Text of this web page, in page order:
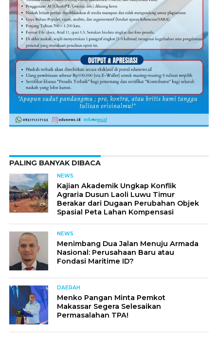
PALING BANYAK DIBACA
NEWS
Kajian Akademik Ungkap Konflik
Agraria Dusun Laoli Luwu Timur
Berakar dari Dugaan Perubahan Objek
Spasial Peta Lahan Kompensasi
NEWS
Menimbang Dua Jalan Menuju Armada
Nasional: Perusahaan Baru atau
Fondasi Maritime ID?
DAERAH
Menko Pangan Minta Pemkot
Makassar Segera Selesaikan
Permasalahan TPA!